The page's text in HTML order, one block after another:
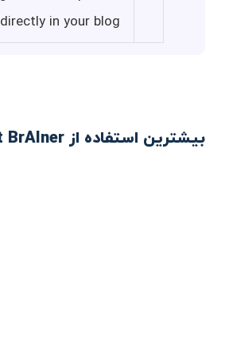
directly in your blog
بیشترین استفاده از Post BrAIner